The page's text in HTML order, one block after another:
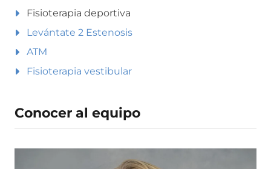
Fisioterapia deportiva
Levántate 2 Estenosis
ATM
Fisioterapia vestibular
Conocer al equipo